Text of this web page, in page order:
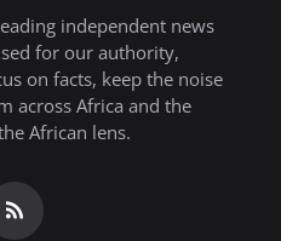
independent news
for our authority,
on facts, keep the noise
across Africa and the
African lens.